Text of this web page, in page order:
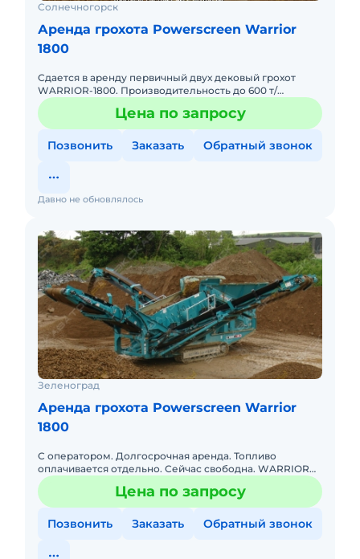
Солнечногорск
Аренда грохота Powerscreen Warrior
1800
Сдается в аренду первичный двух дековый грохот
WARRIOR-1800. Производительность до 600 т/
ч.просевная 4.88 на 1.52,приемный бункер 6.8 м3. А так
же сдается вт
Цена по запросу
Позвонить Заказать Обратный звонок
Давно не обновлялось
Зеленоград
Аренда грохота Powerscreen Warrior
1800
С оператором. Долгосрочная аренда. Топливо
оплачивается отдельно. Сейчас свободна. WARRIOR
1800. Первичный двухдековый грохот. Просевная 4.88
на 1.52, приемныйЦена по запросу
Позвонить Заказать Обратный звонок